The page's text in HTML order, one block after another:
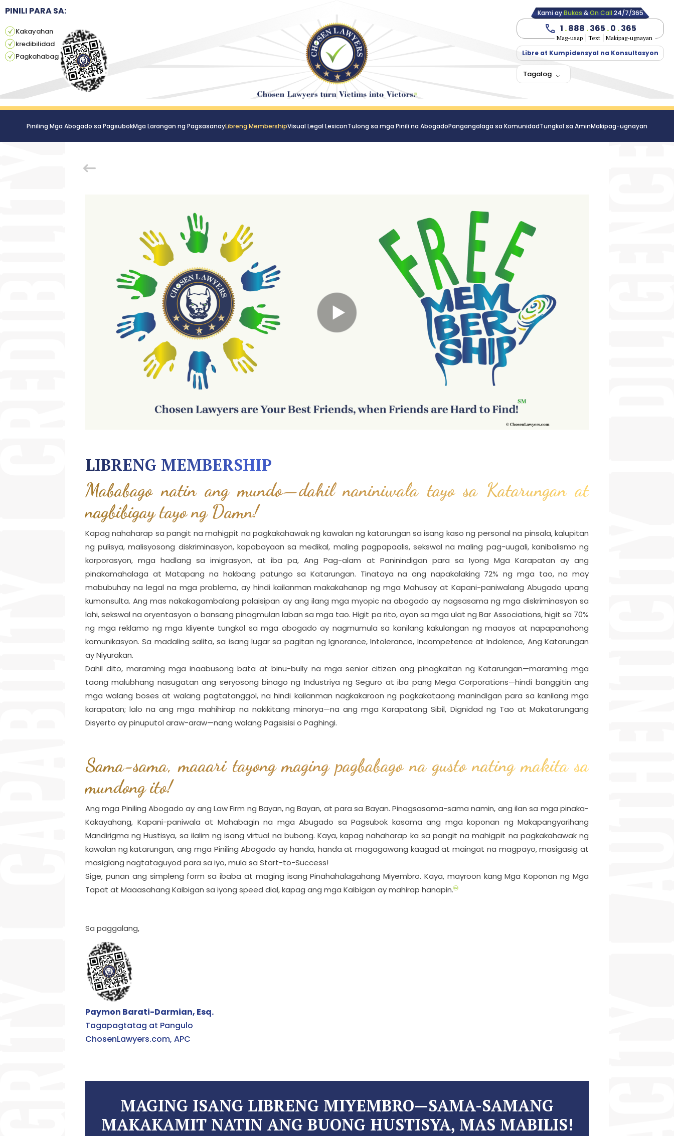
PINILI PARA SA:
Kakayahan
kredibilidad
Pagkahabag
Kami ayBukas&On Call24/7/365
1 .888 .365 .0 .365
Mag-usap Text Makipag-ugnayan
Libre at Kumpidensyal na Konsultasyon
Tagalog
Piniling Mga Abogado sa PagsubokMga Larangan ng PagsasanayLibreng MembershipVisual Legal LexiconTulong sa mga Pinili na AbogadoPangangalaga sa KomunidadTungkol sa AminMakipag-ugnayan
LIBRENG MEMBERSHIP
Mababago natin ang mundo—dahil naniniwala tayo sa Katarungan at
nagbibigay tayo ng Damn!
Kapag nahaharap sa pangit na mahigpit na pagkakahawak ng kawalan ng katarungan sa isang kaso ng personal na pinsala, kalupitan
ng pulisya, malisyosong diskriminasyon, kapabayaan sa medikal, maling pagpapaalis, sekswal na maling pag-uugali, kanibalismo ng
korporasyon, mga hadlang sa imigrasyon, at iba pa, Ang Pag-alam at Paninindigan para sa Iyong Mga Karapatan ay ang
pinakamahalaga at Matapang na hakbang patungo sa Katarungan. Tinataya na ang napakalaking 72% ng mga tao, na may
mabubuhay na legal na mga problema, ay hindi kailanman makakahanap ng mga Mahusay at Kapani-paniwalang Abugado upang
kumonsulta. Ang mas nakakagambalang palaisipan ay ang ilang mga myopic na abogado ay nagsasama ng mga diskriminasyon sa
lahi, sekswal na oryentasyon o bansang pinagmulan laban sa mga tao. Higit pa rito, ayon sa mga ulat ng Bar Associations, higit sa 70%
ng mga reklamo ng mga kliyente tungkol sa mga abogado ay nagmumula sa kanilang kakulangan ng maayos at napapanahong
komunikasyon. Sa madaling salita, sa isang lugar sa pagitan ng Ignorance, Intolerance, Incompetence at Indolence, Ang Katarungan
ay Niyurakan.
Dahil dito, maraming mga inaabusong bata at binu-bully na mga senior citizen ang pinagkaitan ng Katarungan—maraming mga
taong malubhang nasugatan ang seryosong binago ng Industriya ng Seguro at iba pang Mega Corporations—hindi banggitin ang
mga walang boses at walang pagtatanggol, na hindi kailanman nagkakaroon ng pagkakataong manindigan para sa kanilang mga
karapatan; lalo na ang mga mahihirap na nakikitang minorya—na ang mga Karapatang Sibil, Dignidad ng Tao at Makatarungang
Disyerto ay pinuputol araw-araw—nang walang Pagsisisi o Paghingi.
Sama-sama, maaari tayong maging pagbabago na gusto nating makita sa
mundong ito!
Ang mga Piniling Abogado ay ang Law Firm ng Bayan, ng Bayan, at para sa Bayan. Pinagsasama-sama namin, ang ilan sa mga pinaka-
Kakayahang, Kapani-paniwala at Mahabagin na mga Abugado sa Pagsubok kasama ang mga koponan ng Makapangyarihang
Mandirigma ng Hustisya, sa ilalim ng isang virtual na bubong. Kaya, kapag nahaharap ka sa pangit na mahigpit na pagkakahawak ng
kawalan ng katarungan, ang mga Piniling Abogado ay handa, handa at magagawang kaagad at maingat na magpayo, masigasig at
masiglang nagtataguyod para sa iyo, mula sa Start-to-Success!
Sige, punan ang simpleng form sa ibaba at maging isang Pinahahalagahang Miyembro. Kaya, mayroon kang Mga Koponan ng Mga
Tapat at Maaasahang Kaibigan sa iyong speed dial, kapag ang mga Kaibigan ay mahirap hanapin.
Sa paggalang,
Paymon Barati-Darmian, Esq.
Tagapagtatag at Pangulo
ChosenLawyers.com, APC
MAGING ISANG LIBRENG MIYEMBRO—SAMA-SAMANG
MAKAKAMIT NATIN ANG BUONG HUSTISYA, MAS MABILIS!